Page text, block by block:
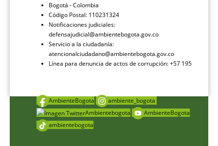
Bogotá - Colombia
Código Postal: 110231324
Notificaciones judiciales:
defensajudicial@ambientebogota.gov.co
Servicio a la ciudadanía:
atencionalciudadano@ambientebogota.gov.co
Línea para denuncia de actos de corrupción: +57 195
AmbienteBogota
ambiente_bogota
Ambientebogota
AmbienteBogota
ambientebogota